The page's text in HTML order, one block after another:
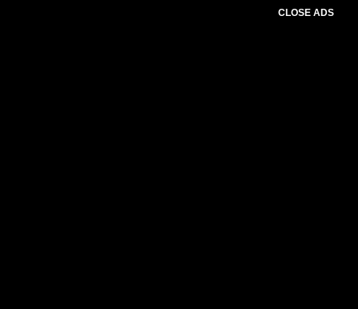
CLOSE ADS